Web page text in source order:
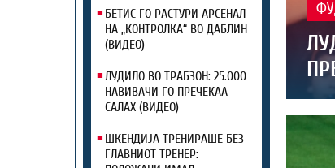
БЕТИС ГО РАСТУРИ АРСЕНАЛ
НА „КОНТРОЛКА“ ВО ДАБЛИН
(ВИДЕО)
ЛУДИЛО ВО ТРАБЗОН: 25.000
НАВИВАЧИ ГО ПРЕЧЕКАА
САЛАХ (ВИДЕО)
ШКЕНДИЈА ТРЕНИРАШЕ БЕЗ
ГЛАВНИОТ ТРЕНЕР: